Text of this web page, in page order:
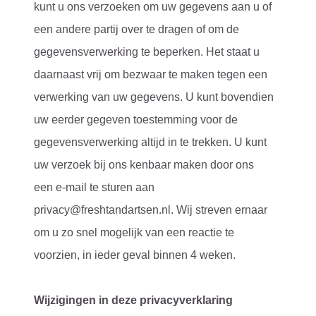
kunt u ons verzoeken om uw gegevens aan u of
een andere partij over te dragen of om de
gegevensverwerking te beperken. Het staat u
daarnaast vrij om bezwaar te maken tegen een
verwerking van uw gegevens. U kunt bovendien
uw eerder gegeven toestemming voor de
gegevensverwerking altijd in te trekken. U kunt
uw verzoek bij ons kenbaar maken door ons
een e-mail te sturen aan
privacy@freshtandartsen.nl. Wij streven ernaar
om u zo snel mogelijk van een reactie te
voorzien, in ieder geval binnen 4 weken.
Wijzigingen in deze privacyverklaring